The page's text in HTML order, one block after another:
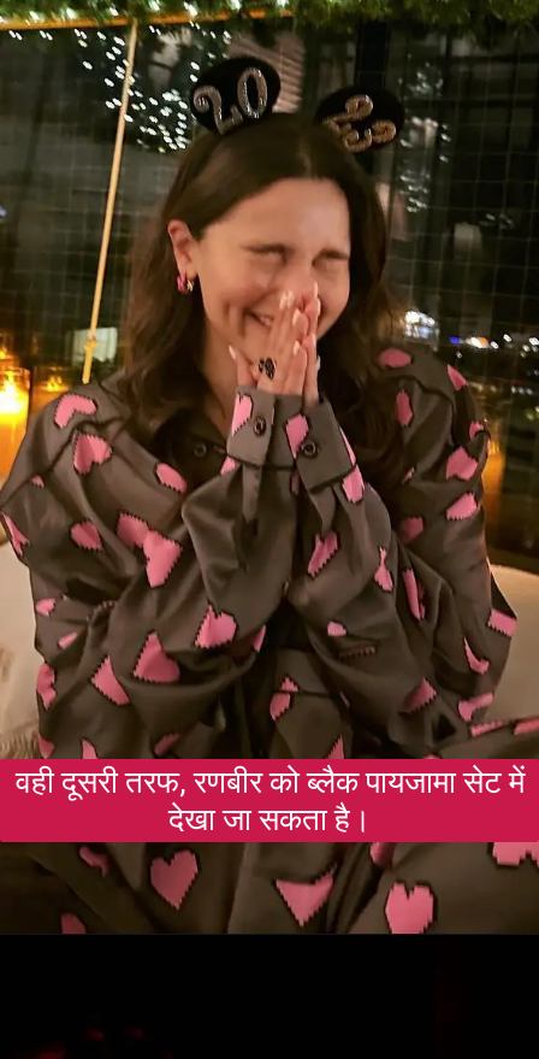
वही दूसरी तरफ, रणबीर को ब्लैक पायजामा सेट में
देखा जा सकता है।